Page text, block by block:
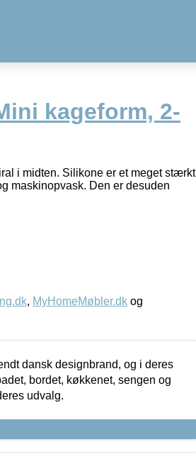
kageform, 2-
i midten. Silikone er et meget stærkt
maskinopvask. Den er desuden
, MyHomeMøbler.dk og
dansk designbrand, og i deres
bordet, køkkenet, sengen og
udvalg.